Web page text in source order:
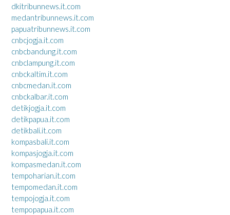
dkitribunnews.it.com
medantribunnews.it.com
papuatribunnews.it.com
cnbcjogja.it.com
cnbcbandung.it.com
cnbclampung.it.com
cnbckaltim.it.com
cnbcmedan.it.com
cnbckalbar.it.com
detikjogja.it.com
detikpapua.it.com
detikbali.it.com
kompasbali.it.com
kompasjogja.it.com
kompasmedan.it.com
tempoharian.it.com
tempomedan.it.com
tempojogja.it.com
tempopapua.it.com